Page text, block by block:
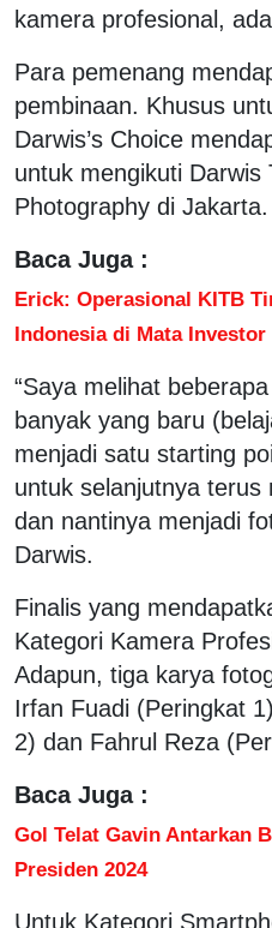
kamera profesional,
Para pemenang
pembinaan. Khusus
Darwis’s Choice
untuk mengikuti Darwis
Photography di Jakarta.
Baca Juga :
Erick: Operasional KITB
Indonesia di Mata Investor
“Saya melihat
banyak yang baru
menjadi satu starting
untuk selanjutnya terus
dan nantinya menjadi
Darwis.
Finalis yang
Kategori Kamera
Adapun, tiga karya
Irfan Fuadi (Peringkat
2) dan Fahrul Reza
Baca Juga :
Gol Telat Gavin Antarkan
Presiden 2024
Untuk Kategori